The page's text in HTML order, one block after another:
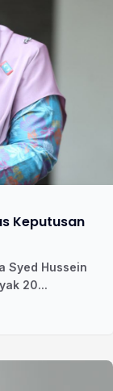
Keputusan
Syed Hussein
20...